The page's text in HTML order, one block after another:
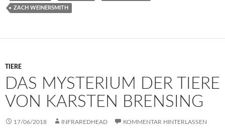
ZACH WEINERSMITH
TIERE
DAS MYSTERIUM DER TIERE
VON KARSTEN BRENSING
17/06/2018 INFRAREDHEAD KOMMENTAR HINTERLASSEN